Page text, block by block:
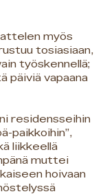
myös
tosiasiaan,
työskennellä;
päiviä vapaana
residensseihin
paikkoihin”,
liikkeellä
muttei
hoivaan